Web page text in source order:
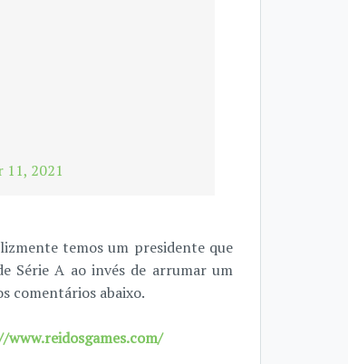
11, 2021
temos um presidente que
Série A ao invés de arrumar um
comentários abaixo.